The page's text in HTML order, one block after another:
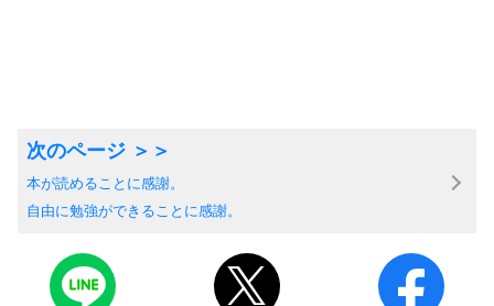
本が読めることに感謝。
自由に勉強ができることに感謝。